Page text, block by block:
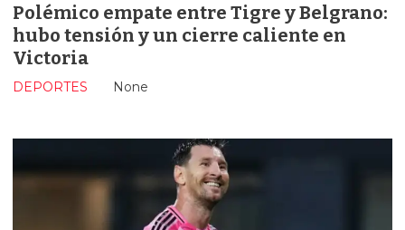
Polémico empate entre Tigre y Belgrano:
hubo tensión y un cierre caliente en
Victoria
None
DEPORTES